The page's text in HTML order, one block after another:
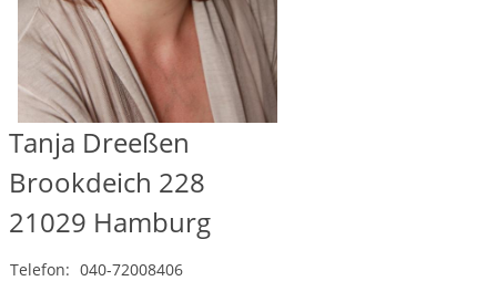
Tanja Dreeßen
Brookdeich 228
21029 Hamburg
Telefon: 040-72008406